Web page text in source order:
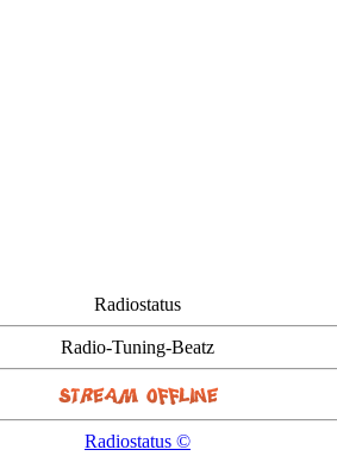
Radiostatus
Radio-Tuning-Beatz
Radiostatus ©